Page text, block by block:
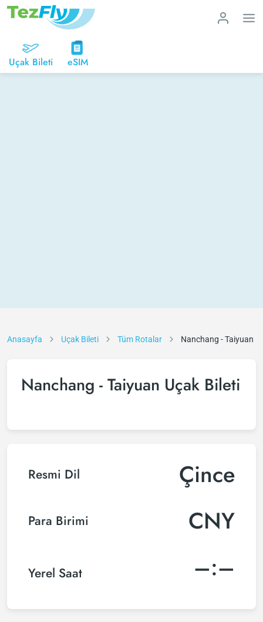
Uçak Bileti eSIM
Anasayfa Uçak Bileti Tüm Rotalar Nanchang - Taiyuan
Nanchang - Taiyuan Uçak Bileti
Resmi Dil Çince
Para Birimi CNY
Yerel Saat –:–